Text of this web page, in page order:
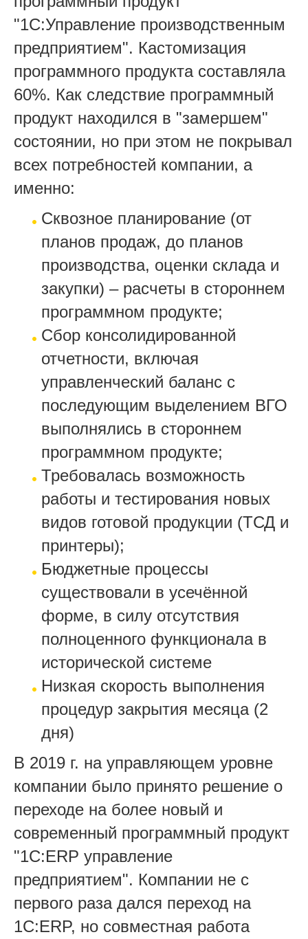
"1С:Управление производственным
предприятием". Кастомизация
программного продукта составляла
60%. Как следствие программный
продукт находился в "замершем"
состоянии, но при этом не покрывал
всех потребностей компании, а
именно:
Сквозное планирование (от
планов продаж, до планов
производства, оценки склада и
закупки) – расчеты в стороннем
программном продукте;
Сбор консолидированной
отчетности, включая
управленческий баланс с
последующим выделением ВГО
выполнялись в стороннем
программном продукте;
Требовалась возможность
работы и тестирования новых
видов готовой продукции (ТСД и
принтеры);
Бюджетные процессы
существовали в усечённой
форме, в силу отсутствия
полноценного функционала в
исторической системе
Низкая скорость выполнения
процедур закрытия месяца (2
дня)
В 2019 г. на управляющем уровне
компании было принято решение о
переходе на более новый и
современный программный продукт
"1C:ERP управление
предприятием". Компании не с
первого раза дался переход на
1C:ERP, но совместная работа